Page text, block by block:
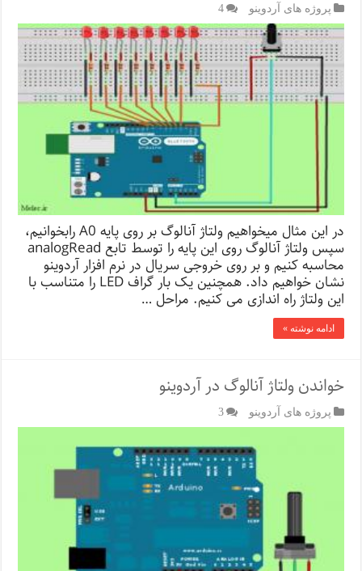
پروژه های آردوینو 4
در این مثال میخواهیم ولتاژ آنالوگ بر روی پایه A0 رابخوانیم،
سپس ولتاژ آنالوگ روی این پایه را توسط تابع analogRead
محاسبه کنیم و بر روی خروجی سریال در نرم افزار آردوینو
نشان خواهیم داد. همچنین یک بار گراف LED را متناسب با
این ولتاژ راه اندازی می کنیم. مراحل …
ادامه نوشته »
خواندن ولتاژ آنالوگ در آردوینو
پروژه های آردوینو 3